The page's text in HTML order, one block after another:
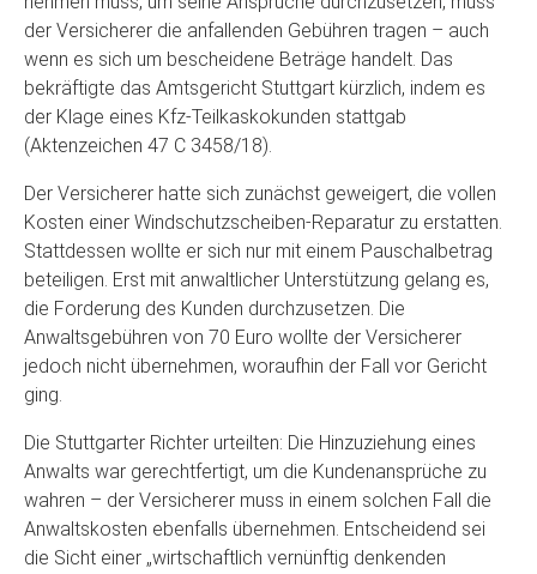
der Versicherer die anfallenden Gebühren tragen – auch
wenn es sich um bescheidene Beträge handelt. Das
bekräftigte das Amtsgericht Stuttgart kürzlich, indem es
der Klage eines Kfz-Teilkaskokunden stattgab
(Aktenzeichen 47 C 3458/18).
Der Versicherer hatte sich zunächst geweigert, die vollen
Kosten einer Windschutzscheiben-Reparatur zu erstatten.
Stattdessen wollte er sich nur mit einem Pauschalbetrag
beteiligen. Erst mit anwaltlicher Unterstützung gelang es,
die Forderung des Kunden durchzusetzen. Die
Anwaltsgebühren von 70 Euro wollte der Versicherer
jedoch nicht übernehmen, woraufhin der Fall vor Gericht
ging.
Die Stuttgarter Richter urteilten: Die Hinzuziehung eines
Anwalts war gerechtfertigt, um die Kundenansprüche zu
wahren – der Versicherer muss in einem solchen Fall die
Anwaltskosten ebenfalls übernehmen. Entscheidend sei
die Sicht einer „wirtschaftlich vernünftig denkenden